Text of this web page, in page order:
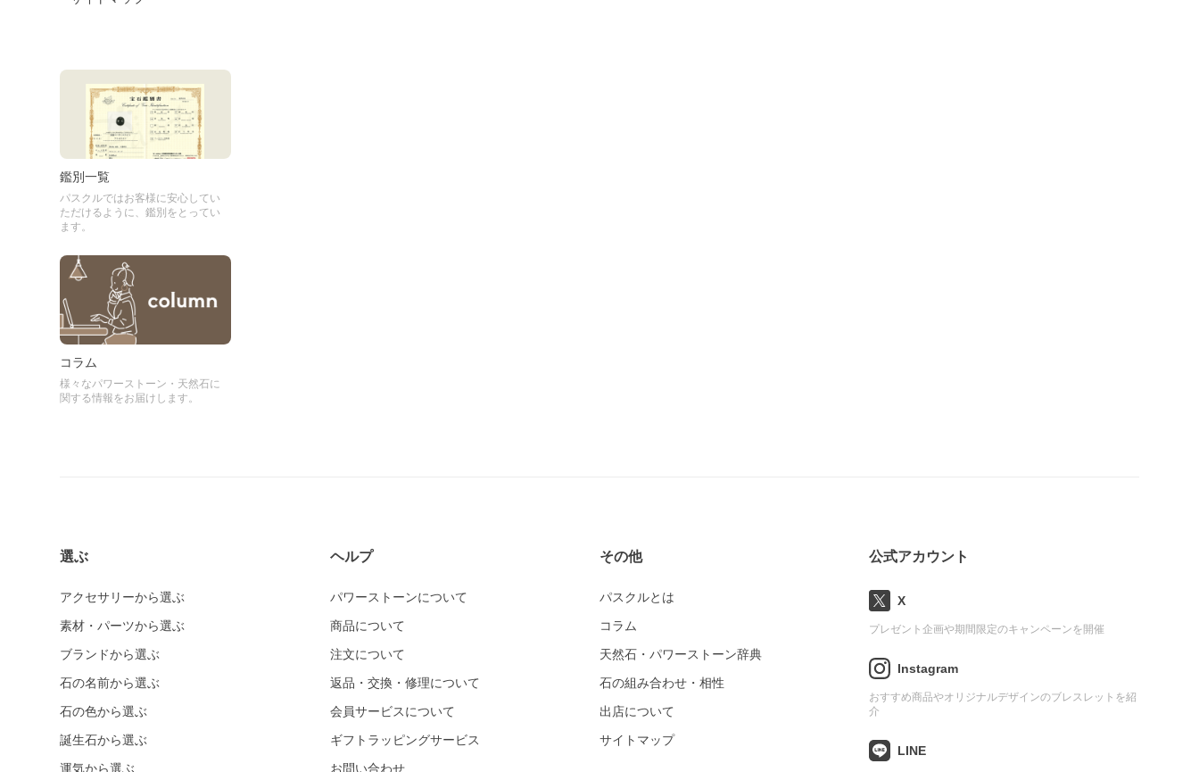
鑑別一覧
パスクルではお客様に安心してい
ただけるように、鑑別をとってい
ます。
コラム
様々なパワーストーン・天然石に
関する情報をお届けします。
選ぶ
アクセサリーから選ぶ
素材・パーツから選ぶ
ブランドから選ぶ
石の名前から選ぶ
石の色から選ぶ
誕生石から選ぶ
運気から選ぶ
ヘルプ
パワーストーンについて
商品について
注文について
返品・交換・修理について
会員サービスについて
ギフトラッピングサービス
お問い合わせ
その他
パスクルとは
コラム
天然石・パワーストーン辞典
石の組み合わせ・相性
出店について
サイトマップ
公式アカウント
X
プレゼント企画や期間限定のキャンペーンを開催
Instagram
おすすめ商品やオリジナルデザインのブレスレットを紹
介
LINE